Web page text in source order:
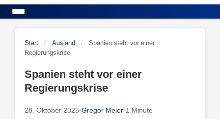
Start / Ausland /
Spanien steht vor einer
Regierungskrise
Spanien steht vor einer
Regierungskrise
28. Oktober 2025•Gregor Meier•1 Minute